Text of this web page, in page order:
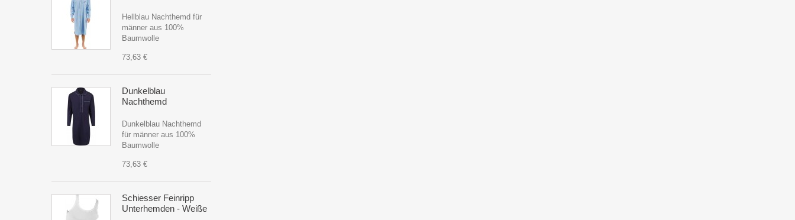
Hellblau Nachthemd für
männer aus 100%
Baumwolle
73,63 €
Dunkelblau
Nachthemd
Dunkelblau Nachthemd
für männer aus 100%
Baumwolle
73,63 €
Schiesser Feinripp
Unterhemden - Weiße